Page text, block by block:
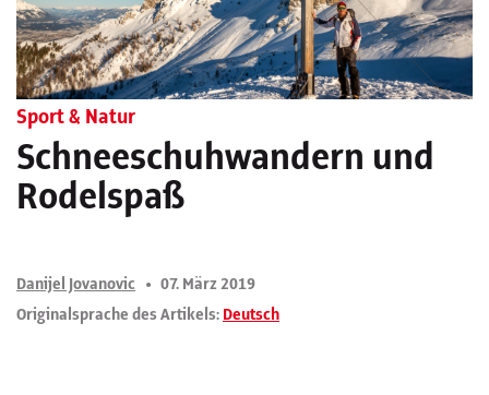
Sport & Natur
Schneeschuhwandern und
Rodelspaß
Danijel Jovanovic
07. März 2019
Originalsprache des Artikels: Deutsch